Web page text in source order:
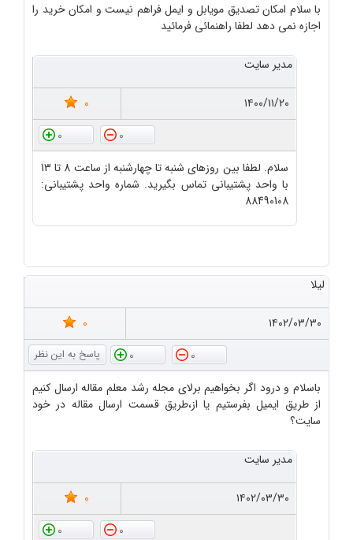
با سلام امکان تصدیق مویابل و ایمل فراهم نیست و امکان خرید را
اجازه نمی دهد لطفا راهنمائی فرمائید
مدیر سایت
۱۴۰۰/۱۱/۲۰
0
0
0
سلام. لطفا بین روزهای شنبه تا چهارشنبه از ساعت 8 تا 13
با واحد پشتیبانی تماس بگیرید. شماره واحد پشتیبانی:
88490108
لیلا
۱۴۰۲/۰۳/۳۰
0
0
0
باسلام و درود اگر بخواهیم برلای مجله رشد معلم مقاله ارسال کنیم
از طریق ایمیل بفرستیم یا از،طریق قسمت ارسال مقاله در خود
سایت؟
مدیر سایت
۱۴۰۲/۰۳/۳۰
0
0
0